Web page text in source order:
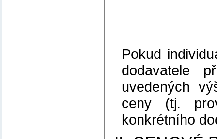
Pokud
dodavatele
uvedených
ceny (tj.
konkrétního